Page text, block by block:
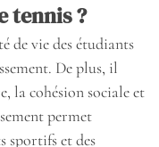
tennis ?
de vie des étudiants
De plus, il
la cohésion sociale et
permet
sportifs et des